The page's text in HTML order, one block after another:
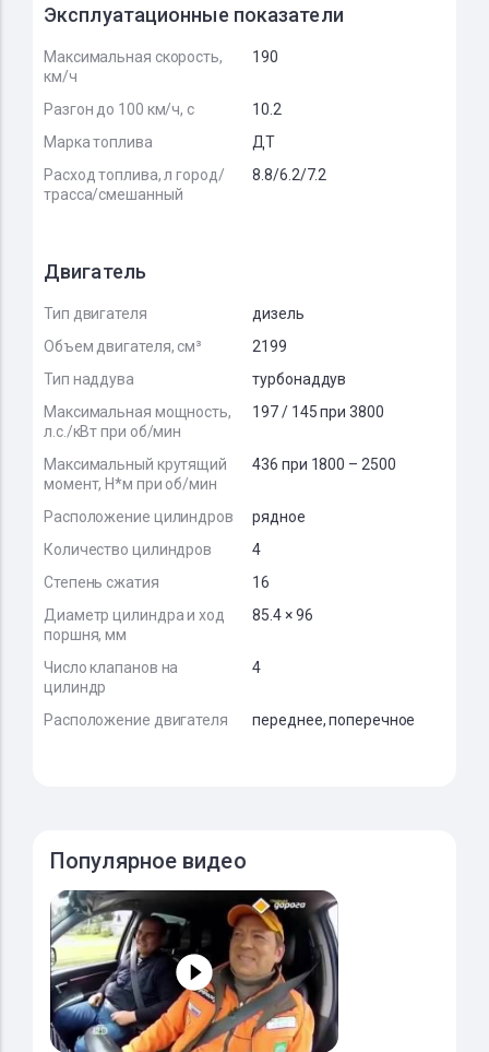
Эксплуатационные показатели
Максимальная скорость,
км/ч
190
Разгон до 100 км/ч, с
10.2
Марка топлива
ДТ
Расход топлива, л город/
трасса/смешанный
8.8/6.2/7.2
Двигатель
Тип двигателя
дизель
Объем двигателя, см³
2199
Тип наддува
турбонаддув
Максимальная мощность,
л.с./кВт при об/мин
197 / 145 при 3800
Максимальный крутящий
момент, Н*м при об/мин
436 при 1800 – 2500
Расположение цилиндров
рядное
Количество цилиндров
4
Степень сжатия
16
Диаметр цилиндра и ход
поршня, мм
85.4 × 96
Число клапанов на
цилиндр
4
Расположение двигателя переднее, поперечное
Популярное видео